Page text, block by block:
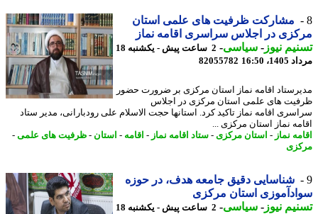
مشارکت ظرفیت های علمی استان
در اجلاس سراسری اقامه نماز
نیوز-سیاسی-
2 ساعت پیش - یکشنبه 18
16:50
82055782
اقامه نماز استان مرکزی بر ضرورت حضور
های علمی استان مرکزی در اجلاس
اقامه نماز تاکید کرد. استانها حجت الاسلام علی رودبارانی، مدیر ستاد
نماز استان مرکزی ...
نماز -استان مرکزی - ستاد اقامه نماز -اقامه -استان-ظرفیت های علمی-
شناسایی دقیق جامعه هدف، در حوزه
استان مرکزی
نیوز-سیاسی-
2 ساعت پیش - یکشنبه 18